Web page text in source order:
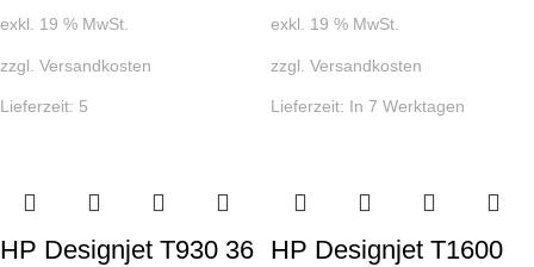
exkl. 19 % MwSt.
zzgl. Versandkosten
Lieferzeit: 5
exkl. 19 % MwSt.
zzgl.Versandkosten
Lieferzeit: In 7 Werktagen
HP Designjet T930 36 HP Designjet T1600